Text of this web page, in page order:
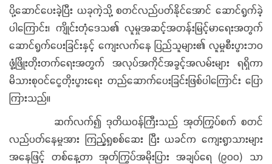
ပို့ဆောင်ပေးခဲ့ပြီး ယခုကဲ့သို့ စတင်လည်ပတ်နိုင်အောင် ဆောင်ရွက်ခဲ့
ပါကြောင်း၊ ကျိုင်းတုံဒေသ၏ လူမှုအဆင့်အတန်းမြင့်မာရေးအတွက်
ဆောင်ရွက်ပေးခြင်းနှင့် ကျေးလက်နေ ပြည်သူများ၏ လူမှုစီးပွားဘဝ
ဖွံ့ဖြိုးတိုးတက်ရေးအတွက် အလုပ်အကိုင်အခွင့်အလမ်းများ ရရှိကာ
မိသားစုဝင်ငွေတိုးပွားရေး တည်ဆောက်ပေးခြင်းဖြစ်ပါကြောင်း ပြော
ကြားသည်။
ဆက်လက်၍ ဒုတိယဝန်ကြီးသည် အုတ်ကြွပ်စက် စတင်
လည်ပတ်နေမှုအား ကြည့်ရှုစစ်ဆေး ပြီး ယခင်က ကျေးရွာသားများ
အနေဖြင့် တစ်နေ့တာ အုတ်ကြွပ်အမိုးပြား အချပ်ရေ (၉၀၀) သာ